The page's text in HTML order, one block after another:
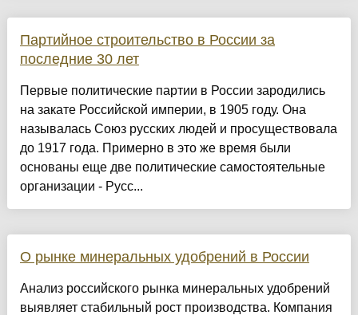
Партийное строительство в России за
последние 30 лет
Первые политические партии в России зародились
на закате Российской империи, в 1905 году. Она
называлась Союз русских людей и просуществовала
до 1917 года. Примерно в это же время были
основаны еще две политические самостоятельные
организации - Русс...
О рынке минеральных удобрений в России
Анализ российского рынка минеральных удобрений
выявляет стабильный рост производства. Компания